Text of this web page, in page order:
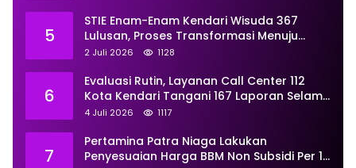
5
STIE Enam-Enam Kendari Wisuda 367
Lulusan, Proses Transformasi Menuju
Universitas Resmi Diterima
2 Juli 2026 1128
6
Evaluasi Rutin, Layanan Call Center 112
Kota Kendari Tangani 167 Laporan Selama
Juni
4 Juli 2026 1117
7
Pertamina Patra Niaga Lakukan
Penyesuaian Harga BBM Non Subsidi Per 1